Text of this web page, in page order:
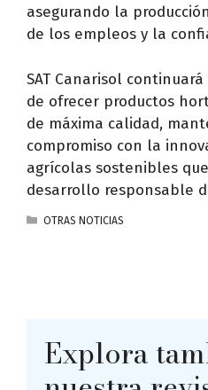
asegurando la
de los empleos y la
SAT Canarisol
de ofrecer productos
de máxima calidad,
compromiso con la
agrícolas sostenibles
desarrollo responsable
CATEGORÍAS
OTRAS NOTICIAS
Explora